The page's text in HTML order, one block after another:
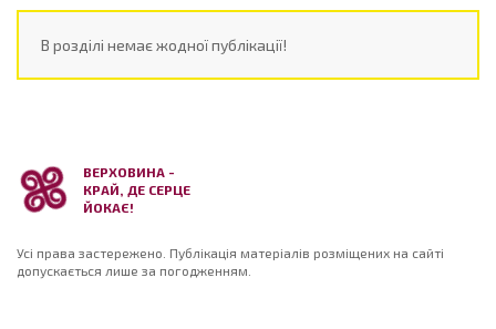
В розділі немає жодної публікації!
ВЕРХОВИНА -
КРАЙ, ДЕ СЕРЦЕ
ЙОКАЄ!
Усі права застережено. Публікація матеріалів розміщених на сайті
допускається лише за погодженням.